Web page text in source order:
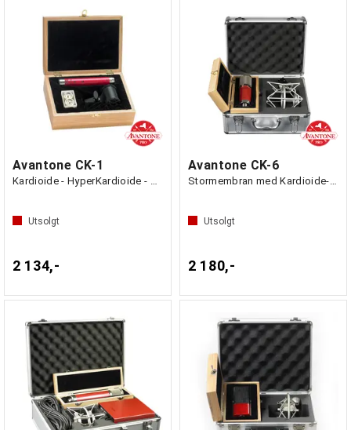
Avantone CK-1
Kardioide - HyperKardioide - Omni
Utsolgt
2 134,-
Avantone CK-6
Stormembran med Kardioide-karakteristikk
Utsolgt
2 180,-